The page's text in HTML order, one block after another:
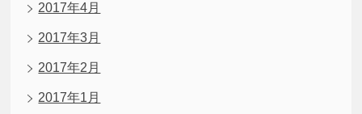
2017年4月
2017年3月
2017年2月
2017年1月